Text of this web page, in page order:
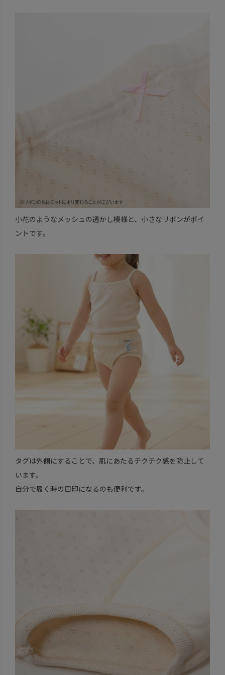
小花のようなメッシュの透かし模様と、小さなリボンがポイ
ントです。
タグは外側にすることで、肌にあたるチクチク感を防止して
います。
自分で履く時の目印になるのも便利です。